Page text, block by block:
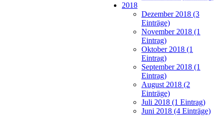
2018
Dezember 2018 (3
Einträge)
November 2018 (1
Eintrag)
Oktober 2018 (1
Eintrag)
September 2018 (1
Eintrag)
August 2018 (2
Einträge)
Juli 2018 (1 Eintrag)
Juni 2018 (4 Einträge)